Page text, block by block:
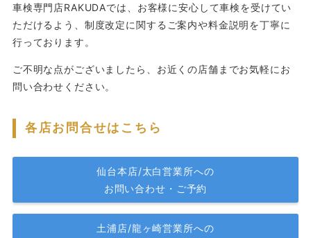
車検専門店RAKUDAでは、お客様に安心して車検を受けてい
ただけるよう、制度改定に関するご案内や料金説明を丁寧に
行っております。
ご不明な点がございましたら、お近くの店舗までお気軽にお
問い合わせください。
各店お問合せはこちら
仙台本店/太白営業所への
お問い合わせ・ご予約
土浦店/龍ヶ崎営業所への